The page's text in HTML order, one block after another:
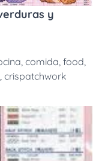
y
, comida, food,
, crispatchwork